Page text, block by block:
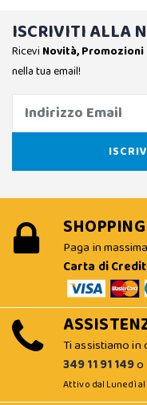
ISCRIVITI ALLA
Ricevi Novità,
nella tua email!
Paga in
Carta di
Ti assistiamo
349 11 91 149o
Attivo dal Lunedì